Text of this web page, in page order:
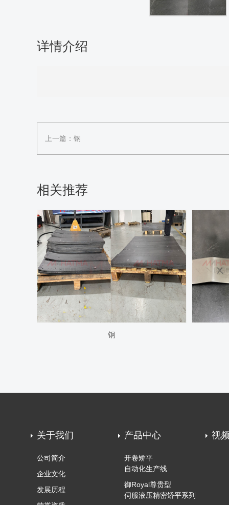
详情介绍
上一篇： 钢
相关推荐
钢
关于我们
公司简介
企业文化
发展历程
产品中心
开卷矫平
自动化生产线
御Royal尊贵型
伺服液压精密矫平系列
视